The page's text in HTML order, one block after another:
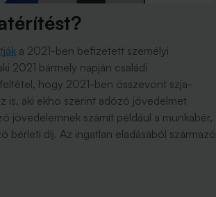
a 2021-ben befizetett személyi
2021 bármely napján családi
hogy 2021-ben összevont szja-
is, aki ekho szerint adózó jövedelmet
jövedelemnek számít például a munkabér,
bérleti díj. Az ingatlan eladásából származó